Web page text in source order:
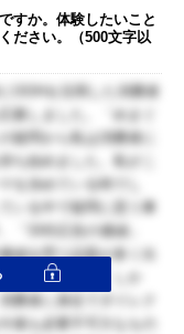
すか。体験したいこと
ださい。（500文字以
OOHを活用した消費者
募しました。「めまぐ
疑問から私は消費者に
ち始めました。私がこ
を決めている時でし
いる中で疑問に思う事
「SNS広告の価値」
値を問う話題が多く出
ち始めました。しか
費者に身近でダイレク
後も必要不可欠なもの